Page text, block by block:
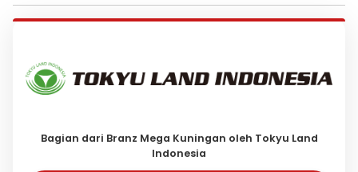
Bagian dari Branz Mega Kuningan oleh Tokyu Land
Indonesia